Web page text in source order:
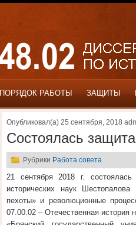
ПОРЯДОК РАБОТЫ ЗАЩИТЫ
Опубликовал(а) 25 сентября, 2018
Состоялась защита
Рубрики Работа совета
21 сентября 2018 г.
исторических наук
пехоты» и революционные
07.00.02 – Отечественная